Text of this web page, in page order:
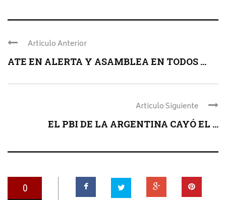
Articulo Anterior
ATE EN ALERTA Y ASAMBLEA EN TODOS ...
Articulo Siguiente
EL PBI DE LA ARGENTINA CAYÓ EL ...
0